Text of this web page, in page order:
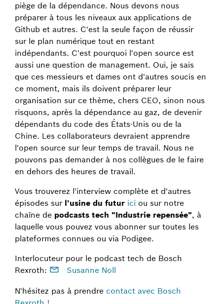
piège de la dépendance. Nous devons nous
préparer à tous les niveaux aux applications de
Github et autres. C'est la seule façon de réussir
sur le plan numérique tout en restant
indépendants. C'est pourquoi l'open source est
aussi une question de management. Oui, je sais
que ces messieurs et dames ont d'autres soucis en
ce moment, mais ils doivent préparer leur
organisation sur ce thème, chers CEO, sinon nous
risquons, après la dépendance au gaz, de devenir
dépendants du code des États-Unis ou de la
Chine. Les collaborateurs devraient apprendre
l'open source sur leur temps de travail. Nous ne
pouvons pas demander à nos collègues de le faire
en dehors des heures de travail.
Vous trouverez l'interview complète et d'autres
épisodes sur l'usine du futur ici ou sur notre
chaîne de podcasts tech "Industrie repensée", à
laquelle vous pouvez vous abonner sur toutes les
plateformes connues ou via Podigee.
Interlocuteur pour le podcast tech de Bosch
Rexroth:
Susanne Noll
N'hésitez pas à prendre contact avec Bosch